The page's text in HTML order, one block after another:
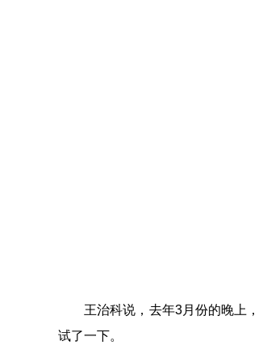
王治科说， 去年3月份的晚上，
试了一下。